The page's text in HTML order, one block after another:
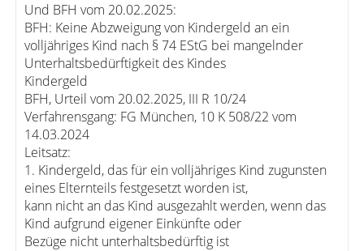
Und BFH vom 20.02.2025:
BFH: Keine Abzweigung von Kindergeld an ein
volljähriges Kind nach § 74 EStG bei mangelnder
Unterhaltsbedürftigkeit des Kindes
Kindergeld
BFH, Urteil vom 20.02.2025, III R 10/24
Verfahrensgang: FG München, 10 K 508/22 vom
14.03.2024
Leitsatz:
1. Kindergeld, das für ein volljähriges Kind zugunsten
eines Elternteils festgesetzt worden ist,
kann nicht an das Kind ausgezahlt werden, wenn das
Kind aufgrund eigener Einkünfte oder
Bezüge nicht unterhaltsbedürftig ist